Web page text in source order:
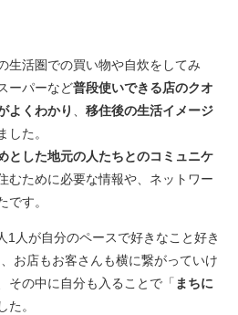
生活圏での買い物や自炊をしてみ
ーパーなど普段使いできる店のクオ
よくわかり 、 移住後の生活イメージ
した。
とした地元の人たちとのコミュニケ
むために必要な情報や、ネットワー
です。
1人が自分のペースで好きなこと好き
お店もお客さんも横に繋がっていけ
その中に自分も入ることで「 まちに
た。